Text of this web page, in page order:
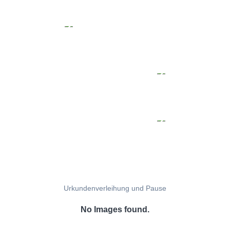
Urkundenverleihung und Pause
No Images found.